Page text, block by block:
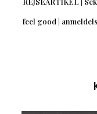
feel good |